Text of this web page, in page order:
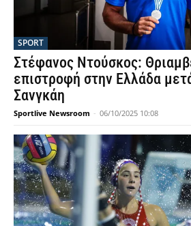
SPORT
Στέφανος Ντούσκος:
επιστροφή στην Ελλάδα
Σανγκάη
Sportlive Newsroom - 06/10/2025 10:08